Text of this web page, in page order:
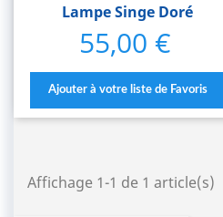
Lampe Singe Doré
Prix
55,00 €
Ajouter à votre liste de Favoris
Affichage 1-1 de 1 article(s)